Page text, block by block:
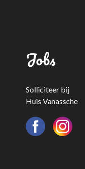
Jobs
Solliciteer bij
Huis Vanassche